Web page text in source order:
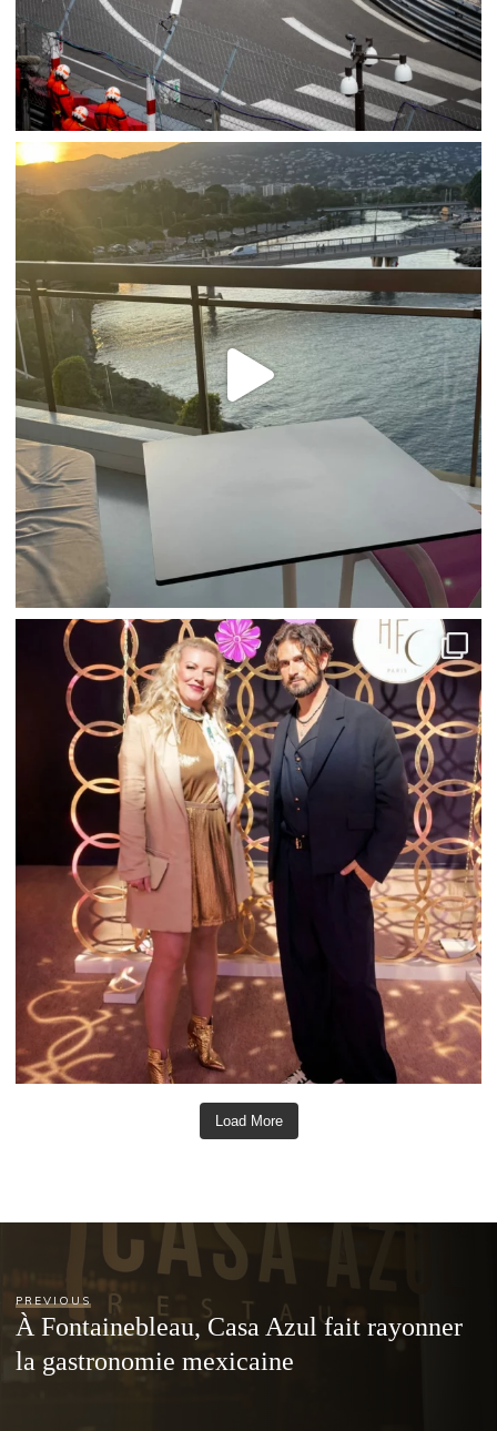
Load More
PREVIOUS
À Fontainebleau, Casa Azul fait rayonner
la gastronomie mexicaine